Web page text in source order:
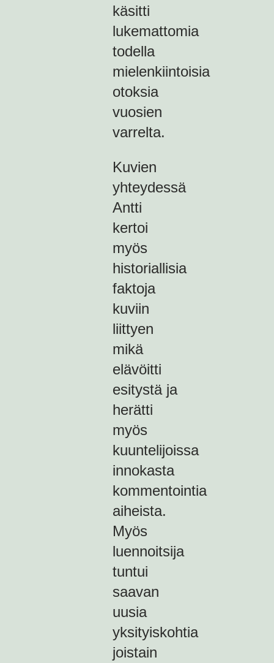
käsitti
lukemattomia
todella
mielenkiintoisia
otoksia
vuosien
varrelta.
Kuvien
yhteydessä
Antti
kertoi
myös
historiallisia
faktoja
kuviin
liittyen
mikä
elävöitti
esitystä ja
herätti
myös
kuuntelijoissa
innokasta
kommentointia
aiheista.
Myös
luennoitsija
tuntui
saavan
uusia
yksityiskohtia
joistain